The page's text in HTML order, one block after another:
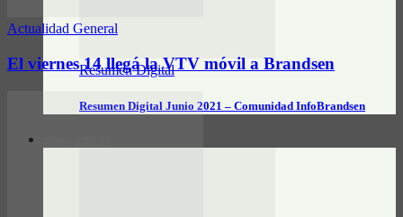
Resumen Digital
Resumen Digital Junio 2021 – Comunidad InfoBrandsen
Actualidad General
El viernes 14 llegá la VTV móvil a Brandsen